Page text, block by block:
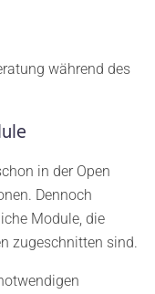
während des
in der Open
Dennoch
Module, die
zugeschnitten sind.